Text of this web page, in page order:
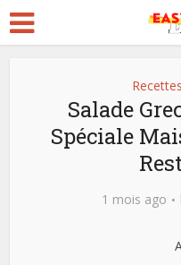
Recettes
Salade
Spéciale
1 mois ago